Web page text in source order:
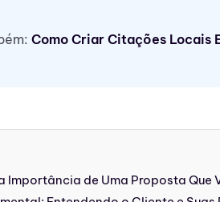
Como Criar Citações Locais
Importância de Uma Proposta Que